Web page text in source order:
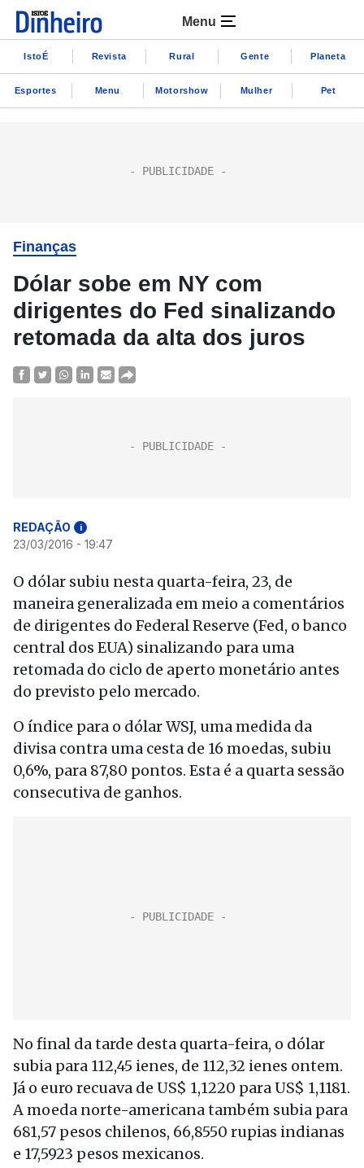
Menu
IstoÉ Revista Rural Gente Planeta
Esportes Menu Motorshow Mulher Pet
Finanças
Dólar sobe em NY com
dirigentes do Fed sinalizando
retomada da alta dos juros
REDAÇÃO i
23/03/2016 - 19:47
O dólar subiu nesta quarta-feira, 23, de
maneira generalizada em meio a comentários
de dirigentes do Federal Reserve (Fed, o banco
central dos EUA) sinalizando para uma
retomada do ciclo de aperto monetário antes
do previsto pelo mercado.
O índice para o dólar WSJ, uma medida da
divisa contra uma cesta de 16 moedas, subiu
0,6%, para 87,80 pontos. Esta é a quarta sessão
consecutiva de ganhos.
No final da tarde desta quarta-feira, o dólar
subia para 112,45 ienes, de 112,32 ienes ontem.
Já o euro recuava de US$ 1,1220 para US$ 1,1181.
A moeda norte-americana também subia para
681,57 pesos chilenos, 66,8550 rupias indianas
e 17,5923 pesos mexicanos.